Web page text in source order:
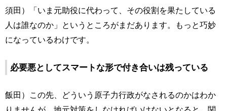
須田）「いま元助役に代わって、その役割を果たしている
人は誰なのか」というところがまだあります。もっと巧妙
になっているわけです。
必要悪としてスマートな形で付き合いは残っている
飯田）この先、どういう原子力行政がなされるのかはわか